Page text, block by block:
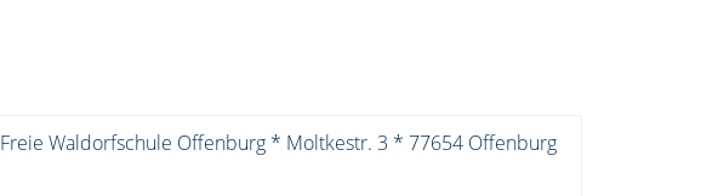
Freie Waldorfschule Offenburg * Moltkestr. 3 * 77654 Offenburg